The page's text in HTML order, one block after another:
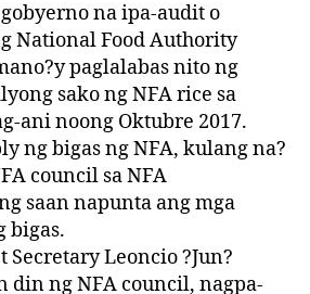
na ipa-audit o
National Food Authority
paglalabas nito ng
sako ng NFA rice sa
ani noong Oktubre 2017.
ng bigas ng NFA, kulang na?
council sa NFA
saan napunta ang mga
bigas.
Secretary Leoncio ?Jun?
din ng NFA council, nagpa-